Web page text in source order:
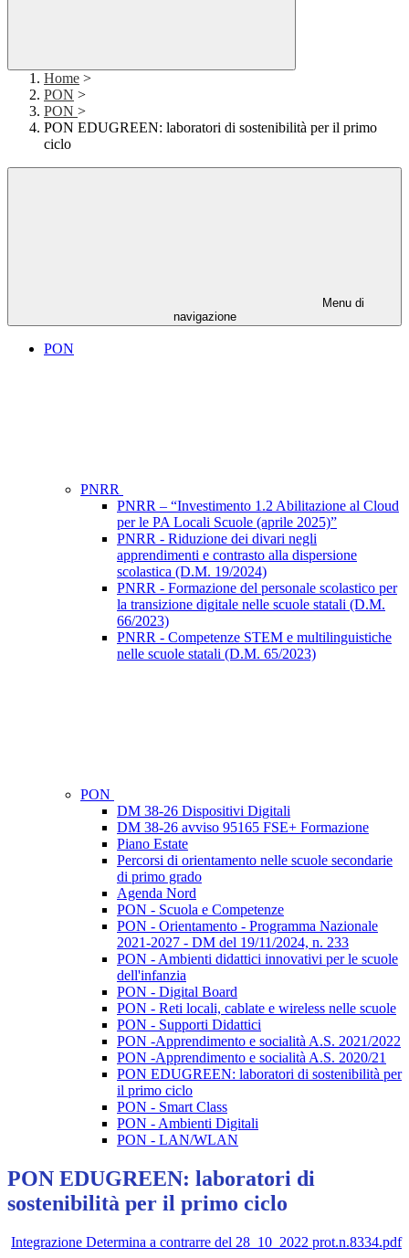
Home >
PON >
PON >
PON EDUGREEN: laboratori di sostenibilità per il primo
ciclo
Menu di
navigazione
PON
PNRR
PNRR – “Investimento 1.2 Abilitazione al Cloud
per le PA Locali Scuole (aprile 2025)”
PNRR - Riduzione dei divari negli
apprendimenti e contrasto alla dispersione
scolastica (D.M. 19/2024)
PNRR - Formazione del personale scolastico per
la transizione digitale nelle scuole statali (D.M.
66/2023)
PNRR - Competenze STEM e multilinguistiche
nelle scuole statali (D.M. 65/2023)
PON
DM 38-26 Dispositivi Digitali
DM 38-26 avviso 95165 FSE+ Formazione
Piano Estate
Percorsi di orientamento nelle scuole secondarie
di primo grado
Agenda Nord
PON - Scuola e Competenze
PON - Orientamento - Programma Nazionale
2021-2027 - DM del 19/11/2024, n. 233
PON - Ambienti didattici innovativi per le scuole
dell'infanzia
PON - Digital Board
PON - Reti locali, cablate e wireless nelle scuole
PON - Supporti Didattici
PON -Apprendimento e socialità A.S. 2021/2022
PON -Apprendimento e socialità A.S. 2020/21
PON EDUGREEN: laboratori di sostenibilità per
il primo ciclo
PON - Smart Class
PON - Ambienti Digitali
PON - LAN/WLAN
PON EDUGREEN: laboratori di
sostenibilità per il primo ciclo
Integrazione Determina a contrarre del 28_10_2022 prot.n.8334.pdf